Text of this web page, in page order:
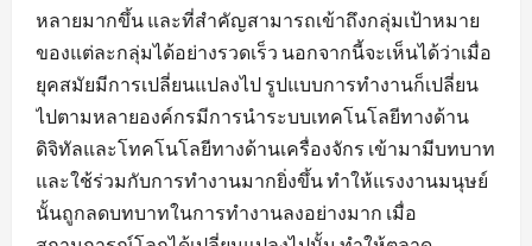
หลายมากขึ้น และที่สำคัญสามารถเข้าถึงกลุ่มเป้าหมาย
ของแต่ละกลุ่มได้อย่างรวดเร็ว นอกจากนี้จะเห็นได้ว่าเมื่อ
ยุคสมัยมีการเปลี่ยนแปลงไป รูปแบบการทำงานก็เปลี่ยน
ไปตามหลายองค์กรมีการนำระบบเทคโนโลยีทางด้าน
ดิจิทัลและโทคโนโลยีทางด้านเครื่องจักร เข้ามามีบทบาท
และใช้ร่วมกับการทำงานมากยิ่งขึ้น ทำให้แรงงานมนุษย์
นั้นถูกลดบทบาทในการทำงานลงอย่างมาก เมื่อ